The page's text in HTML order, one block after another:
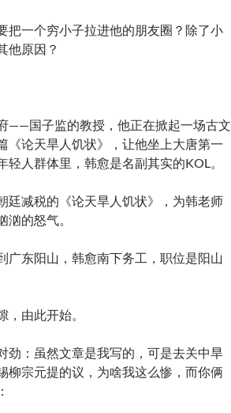
把一个穷小子拉进他的朋友圈？除了小
他原因？
——国子监的教授，他正在掀起一场古文
《论天旱人饥状》，让他坐上大唐第一
人群体里，韩愈是名副其实的KOL。
廷减税的《论天旱人饥状》，为韩老师
的怒气。
广东阳山，韩愈南下务工，职位是阳山
由此开始。
劲：虽然文章是我写的，可是去关中旱
柳宗元提的议，为啥我这么惨，而你俩